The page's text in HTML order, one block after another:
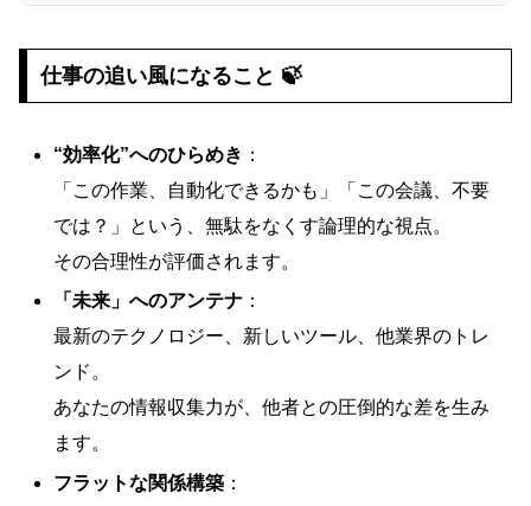
仕事の追い風になること 🍃
“効率化”へのひらめき ：
「この作業、自動化できるかも」「この会議、不要
では？」という、無駄をなくす論理的な視点。
その合理性が評価されます。
「未来」へのアンテナ ：
最新のテクノロジー、新しいツール、他業界のトレ
ンド。
あなたの情報収集力が、他者との圧倒的な差を生み
ます。
フラットな関係構築 ：